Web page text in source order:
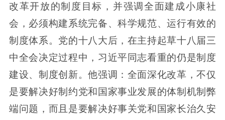
改革开放的制度目标，并强调全面建成小康社
会，必须构建系统完备、科学规范、运行有效的
制度体系。党的十八大后，在主持起草十八届三
中全会决定过程中，习近平同志看重的仍是制度
建设、制度创新。他强调：全面深化改革，不仅
是要解决好制约党和国家事业发展的体制机制弊
端问题，而且是要解决好事关党和国家长治久安